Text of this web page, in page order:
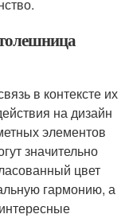
в контексте их
на дизайн
элементов
значительно
цвет
гармонию, а